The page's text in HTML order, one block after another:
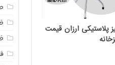
پلاستیکی ارزان قیمت